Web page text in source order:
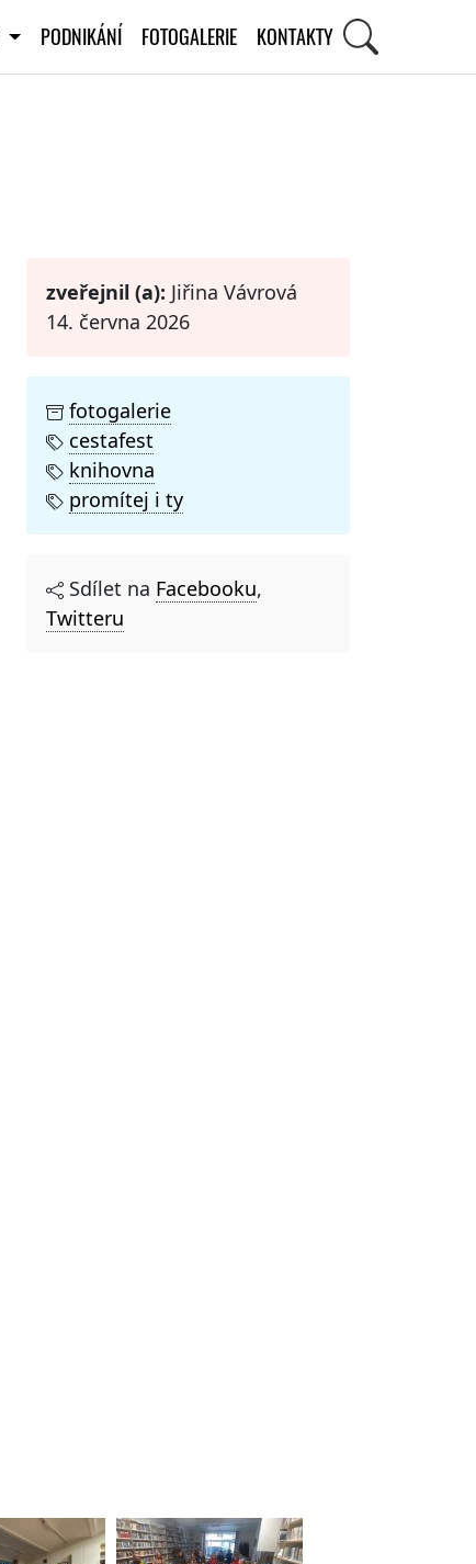
PODNIKÁNÍ FOTOGALERIE KONTAKTY
zveřejnil (a): Jiřina Vávrová
14. června 2026
fotogalerie
cestafest
knihovna
promítej i ty
Sdílet na Facebooku,
Twitteru